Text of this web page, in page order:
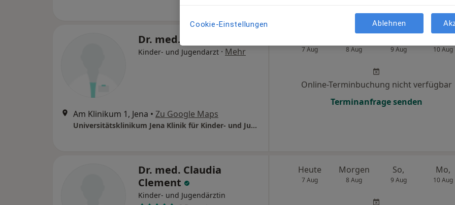
Dr. med. Oliver Metzing
Kinder- und Jugendarzt · Mehr
Am Klinikum 1, Jena • Zu Google Maps
Universitätsklinikum Jena Klinik für Kinder- und Jugendmedizin Abt. Allgem.Pädiatrie, Hämatologie u.Onkologie
7 Aug 8 Aug 9 Aug 10 Aug
Online-Terminbuchung nicht verfügbar
Terminanfrage senden
Dr. med. Claudia
Clement
Kinder- und Jugendärztin
Heute
7 Aug
Morgen
8 Aug
So,
9 Aug
Mo,
10 Aug
Cookie-Einstellungen Ablehnen